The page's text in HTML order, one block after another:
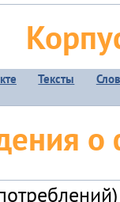
Тексты
о